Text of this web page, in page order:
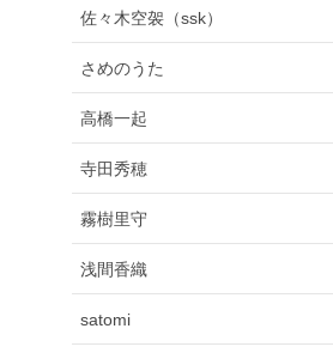
佐々木空袈（ssk）
さめのうた
高橋一起
寺田秀穂
霧樹里守
浅間香織
satomi